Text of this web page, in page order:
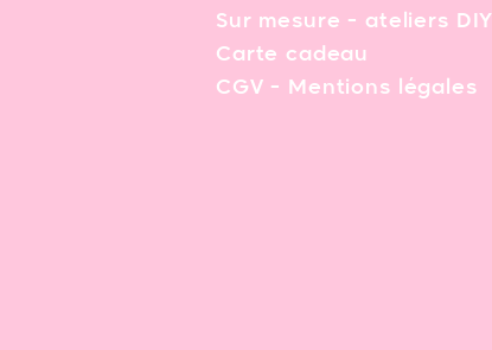
Sur mesure - ateliers DIY
Carte cadeau
CGV - Mentions légales